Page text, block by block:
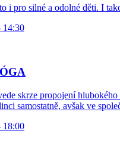
i pro silné a odolné děti. I
14:30
skrze propojení
samostatně, avšak ve
18:00